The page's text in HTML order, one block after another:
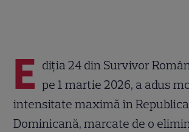
E diția 24 din Survivor
pe 1 martie 2026, a adus
intensitate maximă în Republica
Dominicană, marcate de o